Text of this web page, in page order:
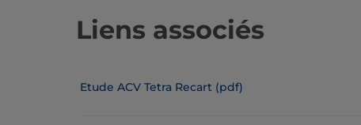
Liens associés
Etude ACV Tetra Recart (pdf)